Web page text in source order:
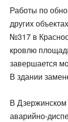
Работы по
других
№317 в
кровлю
завершается
В здании
В
аварийно-